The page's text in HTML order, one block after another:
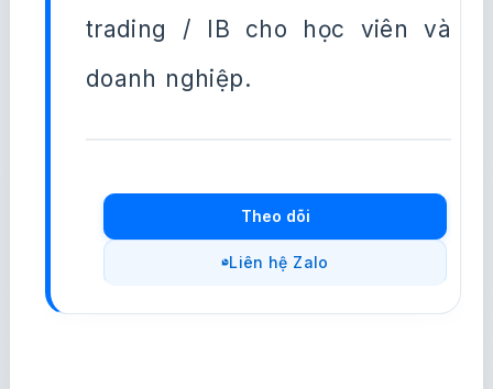
trading / IB cho học viên và
doanh nghiệp.
Theo dõi
Liên hệ Zalo